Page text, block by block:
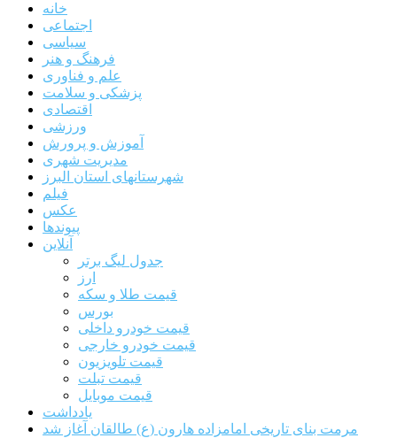
خانه
اجتماعی
سیاسی
فرهنگ و هنر
علم و فناوری
پزشکی و سلامت
اقتصادی
ورزشی
آموزش و پرورش
مدیریت شهری
شهرستانهای استان البرز
فیلم
عکس
پیوندها
آنلاین
جدول لیگ برتر
ارز
قیمت طلا و سکه
بورس
قیمت خودرو داخلی
قیمت خودرو خارجی
قیمت تلویزیون
قیمت تبلت
قیمت موبایل
یادداشت
مرمت بنای تاریخی امامزاده هارون (ع) طالقان آغاز شد